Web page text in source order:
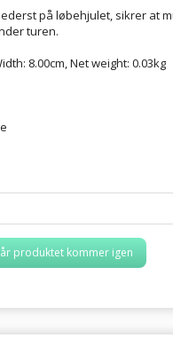
på løbehjulet, sikrer at
turen.
8.00cm, Net weight: 0.03kg
produktet kommer igen